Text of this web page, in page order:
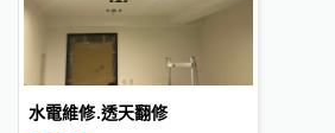
水電維修.透天翻修